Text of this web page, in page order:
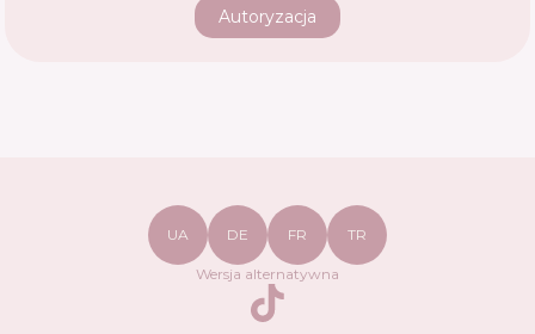
Autoryzacja
UA DE FR TR
Wersja alternatywna
TikTok